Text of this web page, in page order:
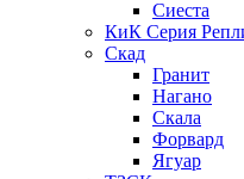
Сиеста
КиК Серия
Скад
Гранит
Нагано
Скала
Форвард
Ягуар